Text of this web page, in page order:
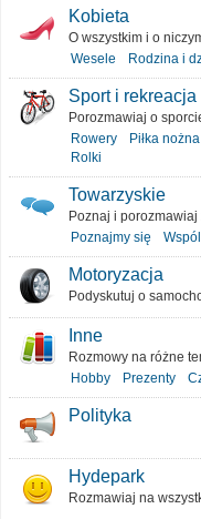
Kobieta
O wszystkim i o
Wesele
Rodzina i
Sport i rekreacja
Porozmawiaj o
Rowery
Piłka nożna
Rolki
Towarzyskie
Poznaj i
Poznajmy się
Motoryzacja
Podyskutuj o
Inne
Rozmowy na różne
Hobby
Prezenty
Polityka
Hydepark
Rozmawiaj na